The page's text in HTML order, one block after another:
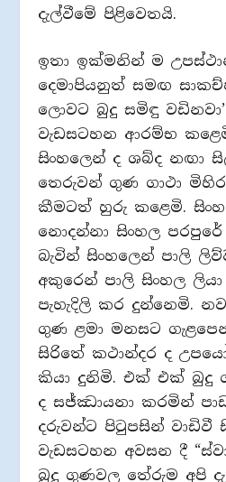
දැල්වීමේ පිළිවෙතයි.
ඉතා ඉක්මනින් ම
දෙමාපියනුත් සමඟ
ලොවට බුදු සමිඳු
වැඩසටහන ආරම්භ
සිංහලෙන් ද ශබ්ද නඟා
තෙරුවන් ගුණ ගාථා
කීමටත් හුරු කළෙමි.
නොදන්නා සිංහල
බැවින් සිංහලෙන් පාලි
අකුරෙන් පාලි සිංහල
පැහැදිලි කර දුන්නෙමි.
ගුණ ළමා මනසට
සිරිතේ කථාන්දර ද
කියා දුනිමි. එක් එක් බුදු
ද සජ්ඣායනා කරමින්
දරුවන්ට පිටුපසින් වාඩිවී
වැඩසටහන අවසන දී
බුදු ගුණවල තේරුම අපි